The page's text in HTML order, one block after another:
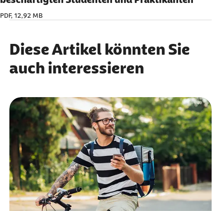
PDF, 12,92 MB
Diese Artikel könnten Sie
auch interessieren